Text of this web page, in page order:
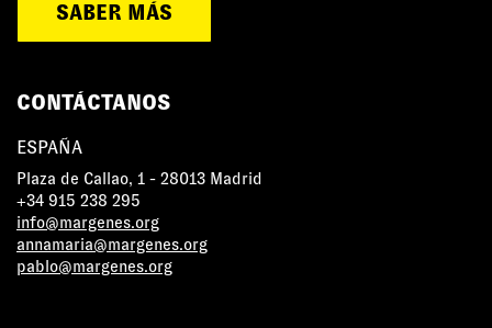
SABER MÁS
CONTÁCTANOS
ESPAÑA
Plaza de Callao, 1 - 28013 Madrid
+34 915 238 295
info@margenes.org
annamaria@margenes.org
pablo@margenes.org